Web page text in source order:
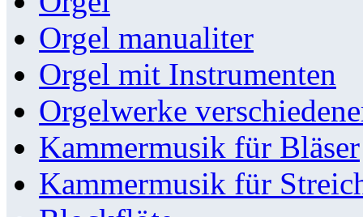
Orgel manualiter
Orgel mit Instrumenten
Orgelwerke
Kammermusik für Bläser
Kammermusik für